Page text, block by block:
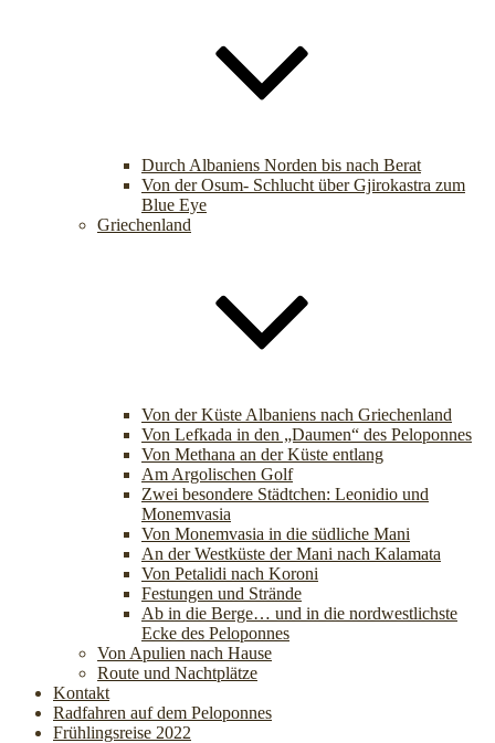
Durch Albaniens Norden bis nach Berat
Von der Osum- Schlucht über Gjirokastra zum
Blue Eye
Griechenland
Von der Küste Albaniens nach Griechenland
Von Lefkada in den „Daumen“ des Peloponnes
Von Methana an der Küste entlang
Am Argolischen Golf
Zwei besondere Städtchen: Leonidio und
Monemvasia
Von Monemvasia in die südliche Mani
An der Westküste der Mani nach Kalamata
Von Petalidi nach Koroni
Festungen und Strände
Ab in die Berge… und in die nordwestlichste
Ecke des Peloponnes
Von Apulien nach Hause
Route und Nachtplätze
Kontakt
Radfahren auf dem Peloponnes
Frühlingsreise 2022